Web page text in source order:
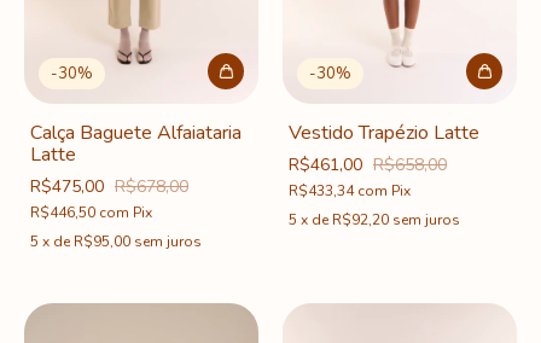
-30%
Calça Baguete Alfaiataria
Latte
R$475,00 R$678,00
R$446,50 com Pix
5 x deR$95,00 sem juros
-30%
Vestido Trapézio Latte
R$461,00 R$658,00
R$433,34com Pix
5 x deR$92,20 sem juros